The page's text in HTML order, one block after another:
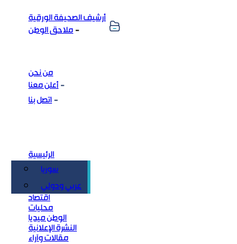
أرشيف الصحيفة الورقية
ملاحق الوطن
من نحن
أعلن معنا
اتصل بنا
الرئيسية
سوريا
عربي ودولي
اقتصاد
محليات
الوطن ميديا
النشرة الإعلانية
مقالات وآراء